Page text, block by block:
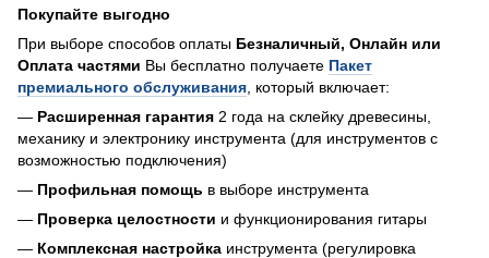
Покупайте выгодно
При выборе способов оплаты Безналичный, Онлайн или
Оплата частями Вы бесплатно получаете Пакет
премиального обслуживания , который включает:
— Расширенная гарантия 2 года на склейку древесины,
механику и электронику инструмента (для инструментов с
возможностью подключения)
— Профильная помощь в выборе инструмента
— Проверка целостности и функционирования гитары
— Комплексная настройка инструмента (регулировка